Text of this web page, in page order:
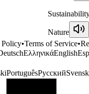
Nature
Policy•Terms of Service•
ΕλληνικάEnglish
PortuguêsРусский